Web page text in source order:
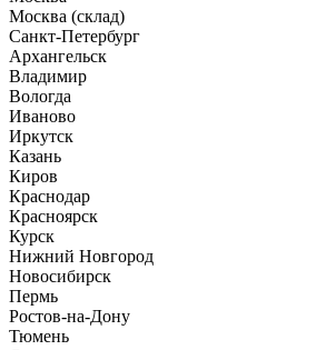
Москва (склад)
Санкт-Петербург
Архангельск
Владимир
Вологда
Иваново
Иркутск
Казань
Киров
Краснодар
Красноярск
Курск
Нижний Новгород
Новосибирск
Пермь
Ростов-на-Дону
Тюмень